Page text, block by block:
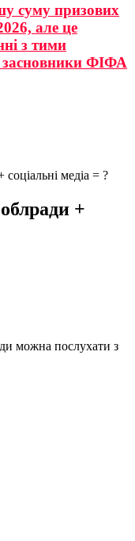
суму призових
але це
з тими
ФІФА
медіа = ?
+
можна послухати з